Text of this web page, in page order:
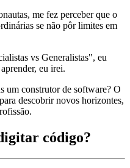
me fez perceber que o
se não pôr limites em
vs Generalistas", eu
eu irei.
um construtor de software? O
descobrir novos horizontes,
código?